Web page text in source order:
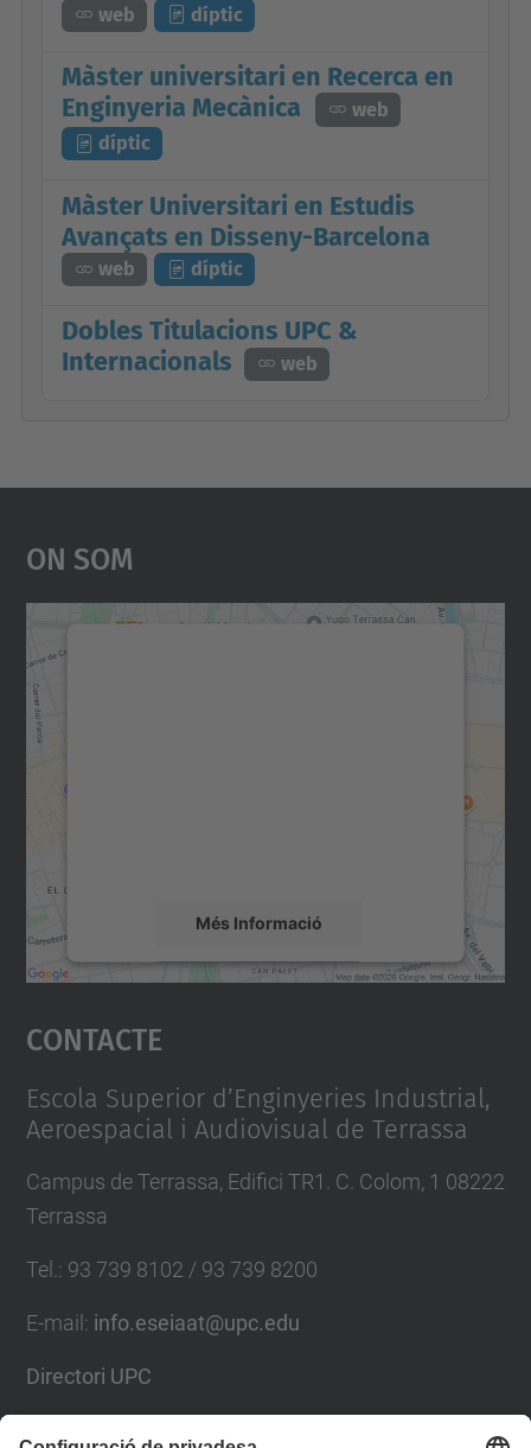
web díptic
Màster universitari en Recerca en
Enginyeria Mecànica
web
díptic
Màster Universitari en Estudis
Avançats en Disseny-Barcelona
web díptic
Dobles Titulacions UPC &
Internacionals
web
On Som
Més Informació
Accepta
powered by
Contacte
Escola Superior d’Enginyeries Industrial,
Aeroespacial i Audiovisual de Terrassa
Campus de Terrassa, Edifici TR1. C. Colom, 1 08222
Terrassa
Tel. : 93 739 8102 / 93 739 8200
E-mail : info.eseiaat@upc.edu
Directori UPC